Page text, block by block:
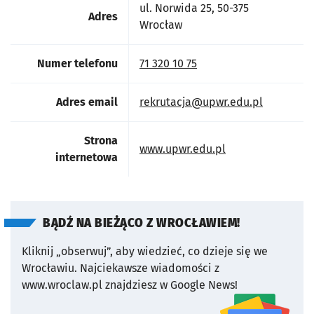
Adres
ul. Norwida 25, 50-375
Wrocław
Numer telefonu 71 320 10 75
Adres email rekrutacja@upwr.edu.pl
Strona
internetowa
www.upwr.edu.pl
BĄDŹ NA BIEŻĄCO Z WROCŁAWIEM!
Kliknij „obserwuj”, aby wiedzieć, co dzieje się we
Wrocławiu. Najciekawsze wiadomości z
www.wroclaw.pl znajdziesz w Google News!